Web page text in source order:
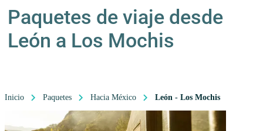
Paquetes de viaje desde
León a Los Mochis
Inicio Paquetes Hacia México León - Los Mochis